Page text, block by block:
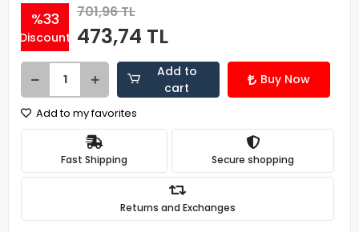
%33
Discount
701,96 TL
473,74 TL
Add to
cart
Buy Now
Add to my favorites
Fast Shipping Secure shopping
Returns and Exchanges